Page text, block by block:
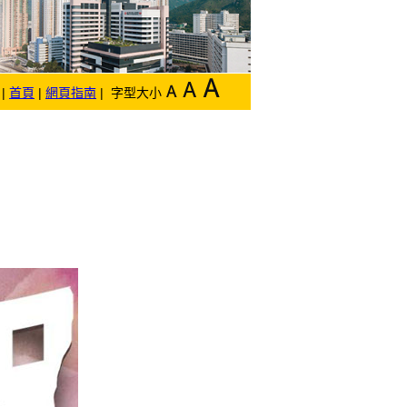
| 首頁 | 網頁指南 | 字型大小